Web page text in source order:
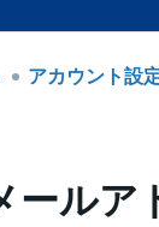
アカウント設
ール